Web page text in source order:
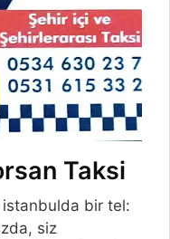
Taksi
istanbulda bir tel:
siz